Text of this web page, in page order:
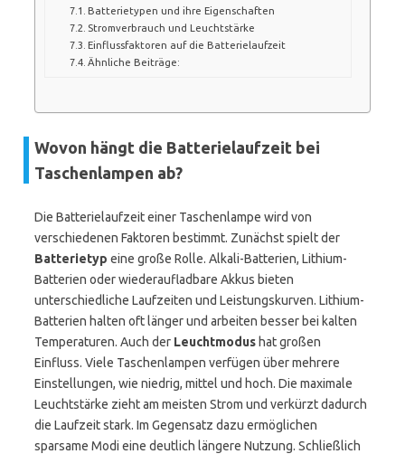
Batterietypen und ihre Eigenschaften
Stromverbrauch und Leuchtstärke
Einflussfaktoren auf die Batterielaufzeit
Ähnliche Beiträge:
Wovon hängt die Batterielaufzeit bei
Taschenlampen ab?
Die Batterielaufzeit einer Taschenlampe wird von
verschiedenen Faktoren bestimmt. Zunächst spielt der
Batterietyp eine große Rolle. Alkali-Batterien, Lithium-
Batterien oder wiederaufladbare Akkus bieten
unterschiedliche Laufzeiten und Leistungskurven. Lithium-
Batterien halten oft länger und arbeiten besser bei kalten
Temperaturen. Auch der Leuchtmodus hat großen
Einfluss. Viele Taschenlampen verfügen über mehrere
Einstellungen, wie niedrig, mittel und hoch. Die maximale
Leuchtstärke zieht am meisten Strom und verkürzt dadurch
die Laufzeit stark. Im Gegensatz dazu ermöglichen
sparsame Modi eine deutlich längere Nutzung. Schließlich